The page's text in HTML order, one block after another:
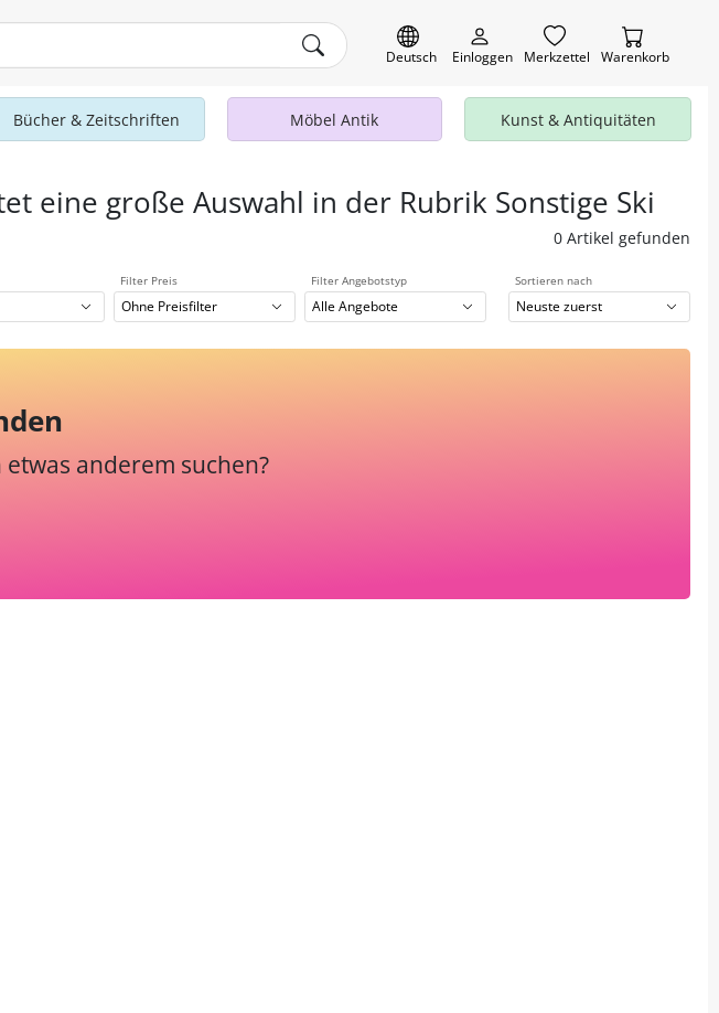
Deutsch Einloggen Merkzettel Warenkorb
Bücher & Zeitschriften Möbel Antik Kunst & Antiquitäten
eine große Auswahl in der Rubrik Sonstige Ski
0 Artikel gefunden
Filter Preis
Ohne Preisfilter
Filter Angebotstyp
Alle Angebote
Sortieren nach
Neuste zuerst
anderem suchen?